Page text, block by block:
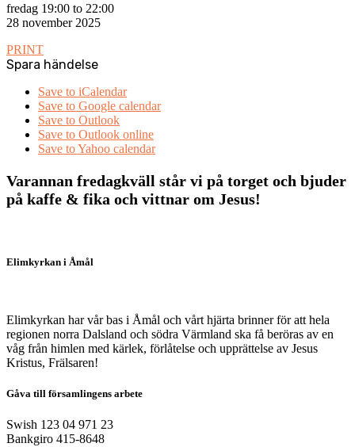
fredag 19:00 to 22:00
28 november 2025
PRINT
Spara händelse
Save to iCalendar
Save to Google calendar
Save to Outlook
Save to Outlook online
Save to Yahoo calendar
Varannan fredagkväll står vi på torget och bjuder
på kaffe & fika och vittnar om Jesus!
Elimkyrkan i Åmål
Elimkyrkan har vår bas i Åmål och vårt hjärta brinner för att hela
regionen norra Dalsland och södra Värmland ska få beröras av en
våg från himlen med kärlek, förlåtelse och upprättelse av Jesus
Kristus, Frälsaren!
Gåva till församlingens arbete
Swish 123 04 971 23
Bankgiro 415-8648